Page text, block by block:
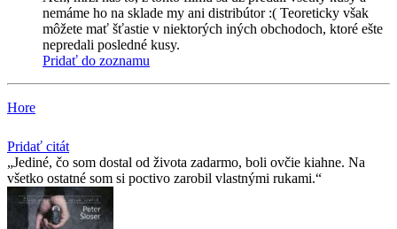
nemáme ho na sklade my ani distribútor :( Teoreticky však
môžete mať šťastie v niektorých iných obchodoch, ktoré ešte
nepredali posledné kusy.
Pridať do zoznamu
Hore
Pridať citát
Jediné, čo som dostal od života zadarmo, boli ovčie kiahne. Na
všetko ostatné som si poctivo zarobil vlastnými rukami.